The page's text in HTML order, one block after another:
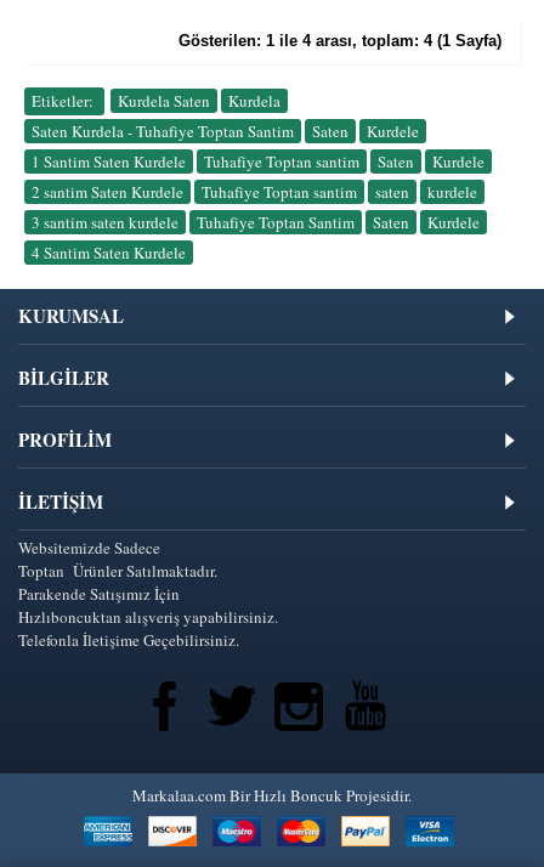
Gösterilen: 1 ile 4 arası, toplam: 4 (1 Sayfa)
Etiketler: Kurdela Saten Kurdela
Saten Kurdela - Tuhafiye Toptan Santim
Saten Kurdele
1 Santim Saten Kurdele
Tuhafiye Toptan santim Saten Kurdele
2 santim Saten Kurdele
Tuhafiye Toptan santim saten kurdele
3 santim saten kurdele
Tuhafiye Toptan Santim Saten Kurdele
4 Santim Saten Kurdele
KURUMSAL
BİLGİLER
PROFİLİM
İLETIŞIM
Websitemizde Sadece
Toptan Ürünler Satılmaktadır.
Parakende Satışımız İçin
Hızlıboncuktan alışveriş yapabilirsiniz.
Telefonla İletişime Geçebilirsiniz.
Markalaa.com Bir Hızlı Boncuk Projesidir.